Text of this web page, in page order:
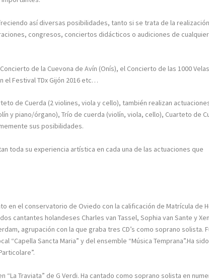
así diversas posibilidades, tanto si se trata de la
congresos, conciertos didácticos o audiciones de
de la Cuevona de Avín (Onís), el Concierto de las 1000 Velas
el Festival TDx Gijón 2016 etc…
de Cuerda (2 violines, viola y cello), también realizan
y piano/órgano), Trío de cuerda (violín, viola, cello), Cuarteto de
sus posibilidades.
toda su experiencia artística en cada una de las actuaciones que
en el conservatorio de Oviedo con la calificación de Matrícula de
cantantes holandeses Charles van Tassel, Sophia van Sante y
agrupación con la que graba tres CD’s como soprano solista.
“Capella Sancta Maria” y del ensemble “Música Temprana”.Ha sido
“La Traviata” de G Verdi. Ha cantado como soprano solista en